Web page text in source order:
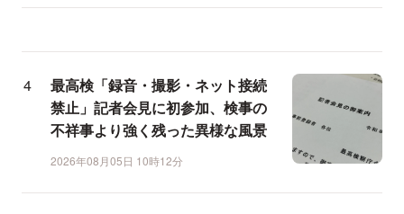
最高検「録音・撮影・ネット接続
禁止」記者会見に初参加、検事の
不祥事より強く残った異様な風景
2026年08月05日 10時12分